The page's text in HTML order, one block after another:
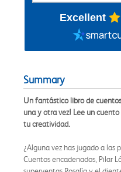
Excellent
Summary
Un fantástico libro de
una y otra vez! Lee un
tu creatividad.
¿Alguna vez has jugado a las
Cuentos encadenados, Pilar